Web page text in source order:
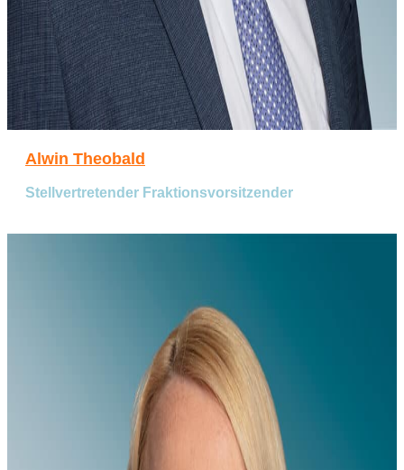
Alwin Theobald
Stellvertretender Fraktionsvorsitzender